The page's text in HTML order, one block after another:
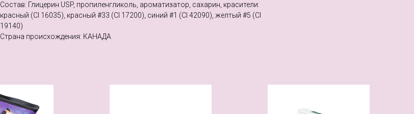
Состав: Глицерин USP, пропиленгликоль, ароматизатор, сахарин, красители:
красный (CI 16035), красный #33 (CI 17200), синий #1 (CI 42090), желтый #5 (CI
19140)
Страна происхождения: КАНАДА